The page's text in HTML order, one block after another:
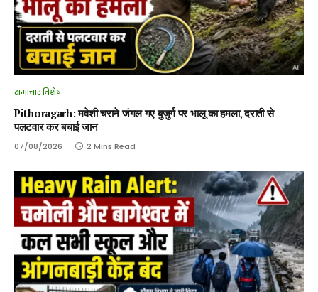
समाचार विशेष
Pithoragarh: मवेशी चराने जंगल गए बुजुर्ग पर भालू का हमला, दराती से
पलटवार कर बचाई जान
07/08/2026 2 Mins Read